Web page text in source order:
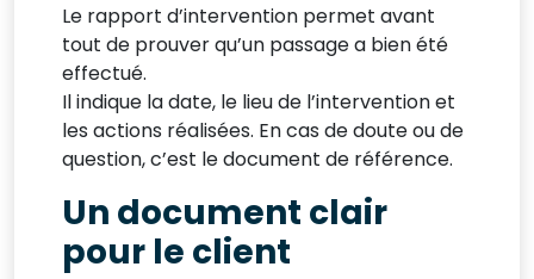
Le rapport d’intervention permet avant
tout de prouver qu’un passage a bien été
effectué.
Il indique la date, le lieu de l’intervention et
les actions réalisées. En cas de doute ou de
question, c’est le document de référence.
Un document clair
pour le client